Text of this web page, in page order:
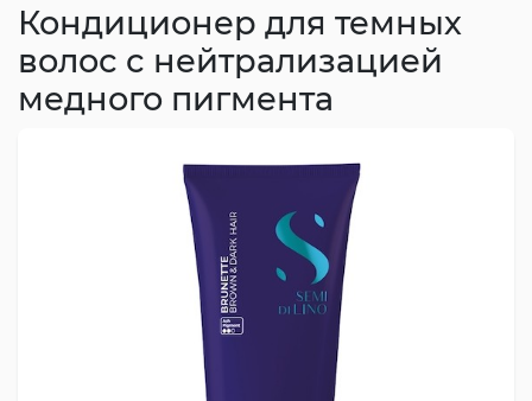
Кондиционер для темных
волос с нейтрализацией
медного пигмента